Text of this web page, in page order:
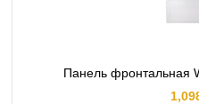
Панель фронтальная